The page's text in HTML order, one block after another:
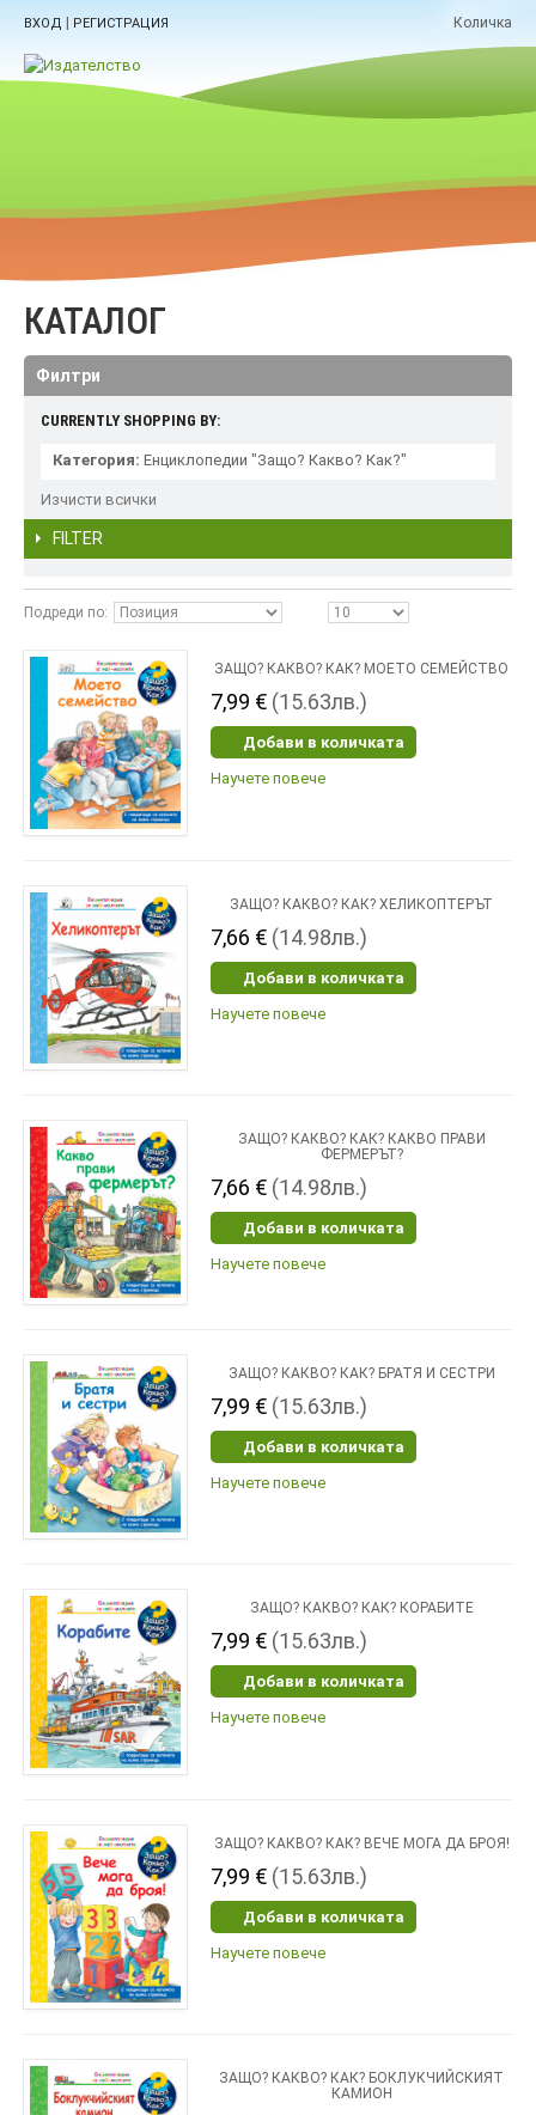
ВХОД | РЕГИСТРАЦИЯ Количка
КАТАЛОГ
Филтри
CURRENTLY SHOPPING BY:
Категория: Енциклопедии "Защо? Какво? Как?"
Изчисти всички
FILTER
Подреди по
ЗАЩО? КАКВО? КАК? МОЕТО СЕМЕЙСТВО
7,99 € (15.63лв.)
Добави в количката
Научете повече
ЗАЩО? КАКВО? КАК? ХЕЛИКОПТЕРЪТ
7,66 € (14.98лв.)
Добави в количката
Научете повече
ЗАЩО? КАКВО? КАК? КАКВО ПРАВИ
ФЕРМЕРЪТ?
7,66 € (14.98лв.)
Добави в количката
Научете повече
ЗАЩО? КАКВО? КАК? БРАТЯ И СЕСТРИ
7,99 € (15.63лв.)
Добави в количката
Научете повече
ЗАЩО? КАКВО? КАК? КОРАБИТЕ
7,99 € (15.63лв.)
Добави в количката
Научете повече
ЗАЩО? КАКВО? КАК? ВЕЧЕ МОГА ДА БРОЯ!
7,99 € (15.63лв.)
Добави в количката
Научете повече
ЗАЩО? КАКВО? КАК? БОКЛУКЧИЙСКИЯТ
КАМИОН